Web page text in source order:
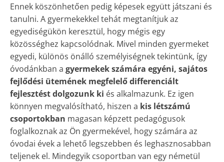
Ennek köszönhetően pedig képesek együtt játszani és
tanulni. A gyermekekkel tehát megtanítjuk az
egyediségükön keresztül, hogy mégis egy
közösséghez kapcsolódnak. Mivel minden gyermeket
egyedi, különös önálló személyiségnek tekintünk, így
óvodánkban a gyermekek számára egyéni, sajátos
fejlődési ütemének megfelelő differenciált
fejlesztést dolgozunk ki és alkalmazunk. Ez igen
könnyen megvalósítható, hiszen a kis létszámú
csoportokban magasan képzett pedagógusok
foglalkoznak az Ön gyermekével, hogy számára az
óvodai évek a lehető legszebben és leghasznosabban
teljenek el. Mindegyik csoportban van egy németül